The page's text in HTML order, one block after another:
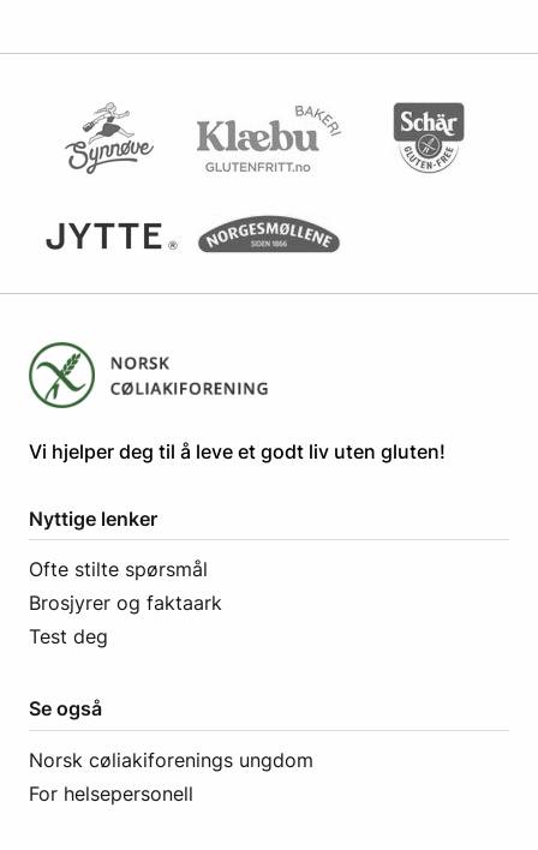
​​​​Vi hjelper deg til å leve et godt liv uten gluten! ​
Nyttige lenker
Ofte stilte spørsmål
Brosjyrer og faktaark
Test deg
Se også
Norsk cøliakiforenings ungdom
For helsepersonell